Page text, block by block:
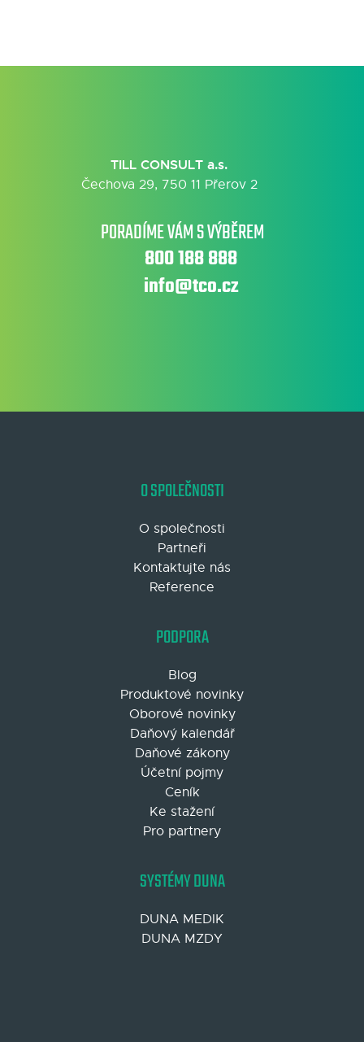
TILL CONSULT a.s.
Čechova 29, 750 11 Přerov 2
PORADÍME VÁM S VÝBĚREM
800 188 888
info@tco.cz
O SPOLEČNOSTI
O společnosti
Partneři
Kontaktujte nás
Reference
PODPORA
Blog
Produktové novinky
Oborové novinky
Daňový kalendář
Daňové zákony
Účetní pojmy
Ceník
Ke stažení
Pro partnery
SYSTÉMY DUNA
DUNA MEDIK
DUNA MZDY